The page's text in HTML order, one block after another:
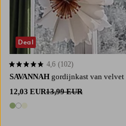
SAVANNAH gordijnkast van velvet
12,03 EUR13,99 EUR
3 kleuren
4,6 op basis van 102 beoordelingen
4,6 (102)
Deal